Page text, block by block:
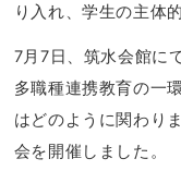
り入れ、学生の主体
7月7日、筑水会館に
多職種連携教育の一
はどのように関わり
会を開催しました。